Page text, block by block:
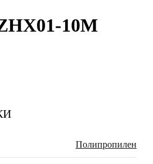
10M
Полипропилен